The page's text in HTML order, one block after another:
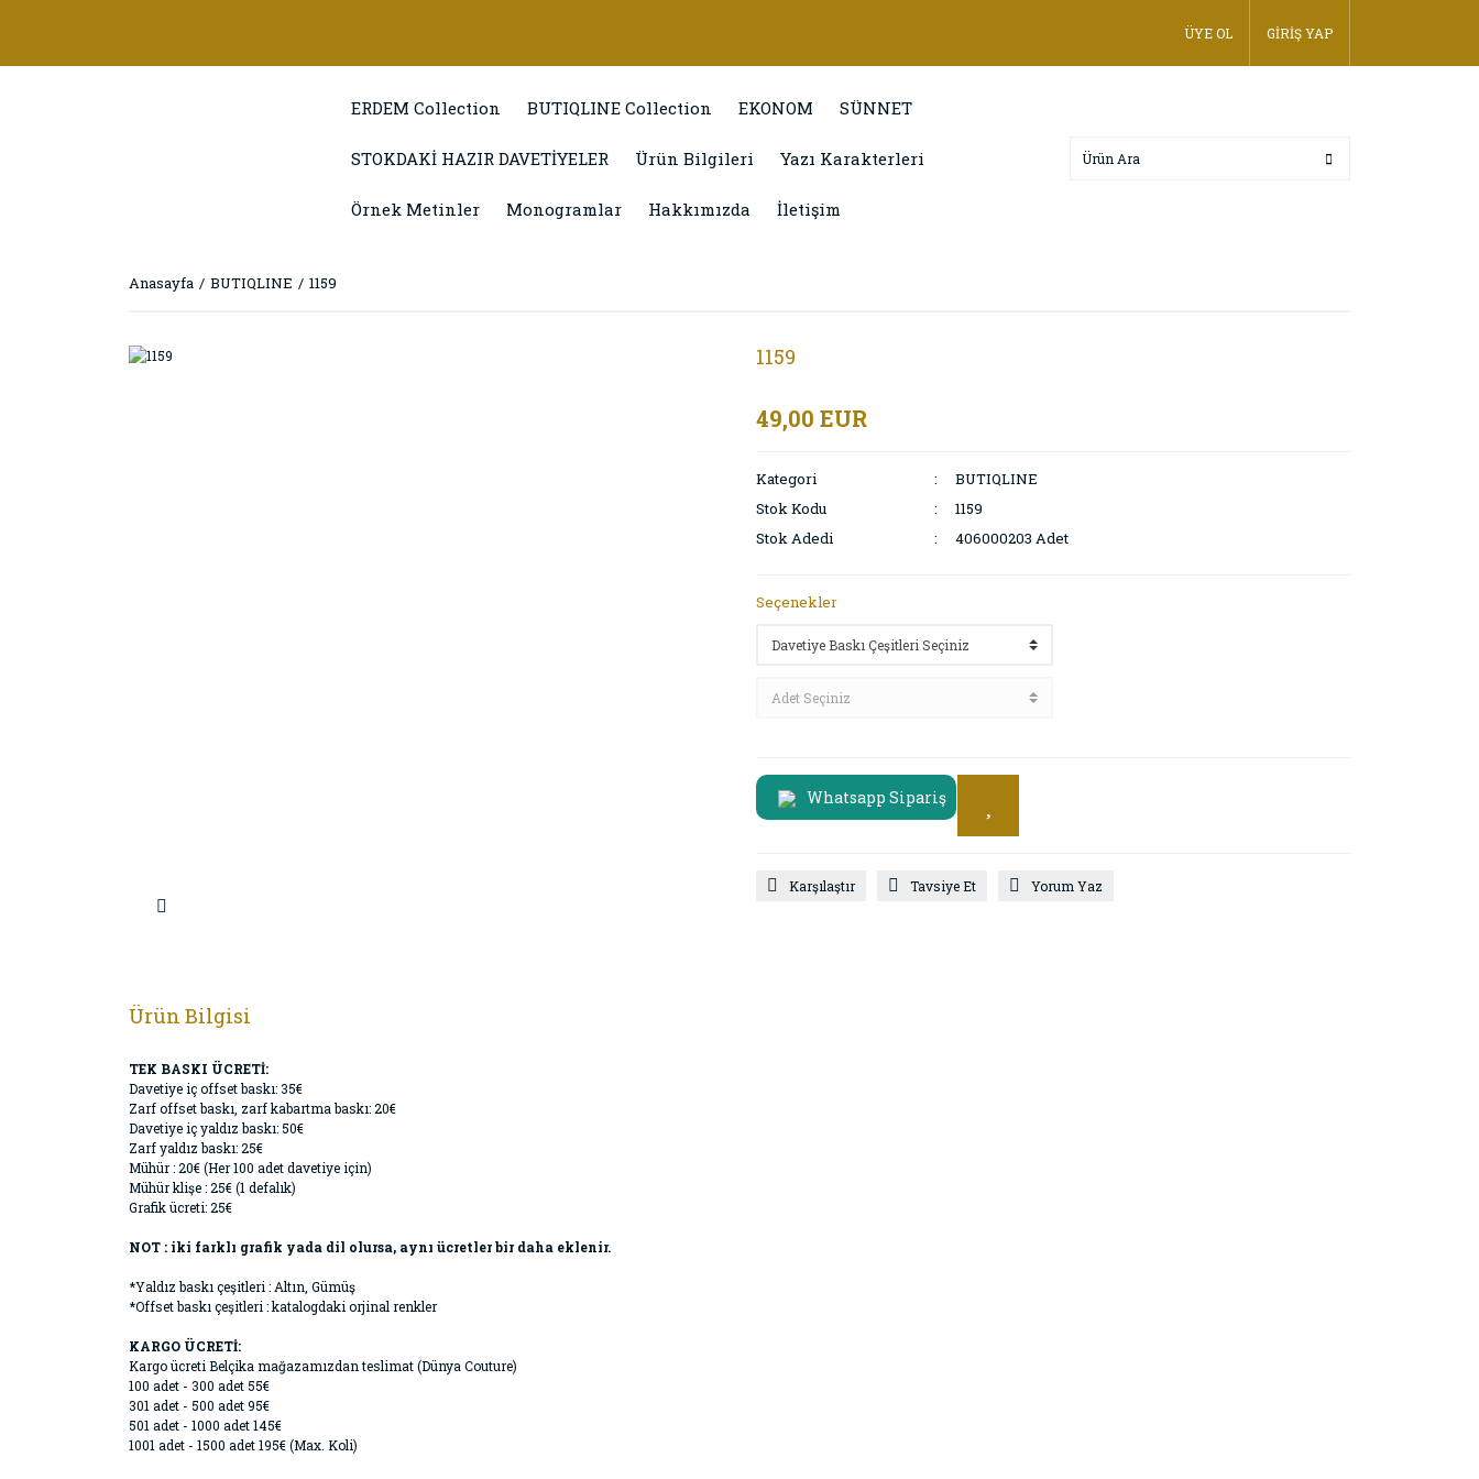
ÜYE OL GİRİŞ YAP
ERDEM Collection BUTIQLINE Collection EKONOM SÜNNET
STOKDAKİ HAZIR DAVETİYELER Ürün Bilgileri Yazı Karakterleri
Örnek Metinler Monogramlar Hakkımızda İletişim
Anasayfa BUTIQLINE 1159
1159
49,00 EUR
Kategori
BUTIQLINE
Stok Kodu
1159
Stok Adedi
406000203 Adet
Seçenekler
Whatsapp Sipariş
Karşılaştır Tavsiye Et Yorum Yaz
Ürün Bilgisi
TEK BASKI ÜCRETİ:
Davetiye iç offset baskı: 35€
Zarf offset baskı, zarf kabartma baskı: 20€
Davetiye iç yaldız baskı: 50€
Zarf yaldız baskı: 25€
Mühür : 20€ (Her 100 adet davetiye için)
Mühür klişe : 25€ (1 defalık)
Grafik ücreti: 25€
NOT : iki farklı grafik yada dil olursa, aynı ücretler bir daha eklenir.
*Yaldız baskı çeşitleri : Altın, Gümüş
*Offset baskı çeşitleri : katalogdaki orjinal renkler
KARGO ÜCRETİ:
Kargo ücreti Belçika mağazamızdan teslimat (Dünya Couture)
100 adet - 300 adet 55€
301 adet - 500 adet 95€
501 adet - 1000 adet 145€
1001 adet - 1500 adet 195€ (Max. Koli)